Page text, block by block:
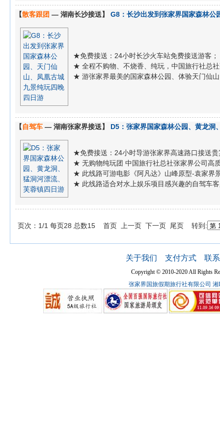
【散客跟团 — 湖南长沙接送】 G8：长沙出发到张家界国家森林公
★免费接送：24小时长沙火车站免费接送游客；
★ 全程不购物、不烧香、纯玩，中国旅行社总
★ 游张家界最美的国家森林公园、体验天门仙
【 自驾车 — 湖南张家界接送】 D5：张家界国家森林公园、黄龙洞
★免费接送：24小时导游张家界高速路口接送贵
★ 无购物纯玩团 中国旅行社总社张家界公司高
★ 此线路可游电影《阿凡达》山峰原型-袁家界
★ 此线路适合对水上娱乐项目感兴趣的自驾车
页次：1/1 每页28 总数15 首页 上一页 下一页 尾页 转到:
关于我们 支付方式 联
Copyright © 2010-2020 All Rights
张家界国旅假期旅行社有限公司 湘